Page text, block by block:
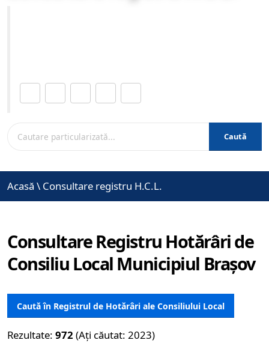
Caută
Acasă \ Consultare registru H.C.L.
Consultare Registru Hotărâri de
Consiliu Local Municipiul Brașov
Caută în Registrul de Hotărâri ale Consiliului Local
Rezultate: 972 (Ați căutat: 2023)